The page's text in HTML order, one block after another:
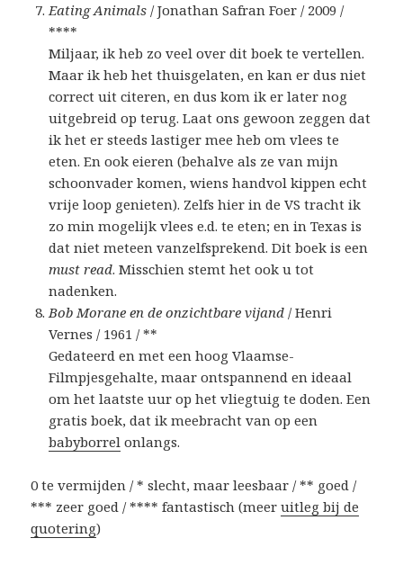
Eating Animals / Jonathan Safran Foer / 2009 /
****
Miljaar, ik heb zo veel over dit boek te vertellen.
Maar ik heb het thuisgelaten, en kan er dus niet
correct uit citeren, en dus kom ik er later nog
uitgebreid op terug. Laat ons gewoon zeggen dat
ik het er steeds lastiger mee heb om vlees te
eten. En ook eieren (behalve als ze van mijn
schoonvader komen, wiens handvol kippen echt
vrije loop genieten). Zelfs hier in de VS tracht ik
zo min mogelijk vlees e.d. te eten; en in Texas is
dat niet meteen vanzelfsprekend. Dit boek is een
must read. Misschien stemt het ook u tot
nadenken.
Bob Morane en de onzichtbare vijand / Henri
Vernes / 1961 / **
Gedateerd en met een hoog Vlaamse-
Filmpjesgehalte, maar ontspannend en ideaal
om het laatste uur op het vliegtuig te doden. Een
gratis boek, dat ik meebracht van op een
babyborrel onlangs.
0 te vermijden / * slecht, maar leesbaar / ** goed /
*** zeer goed / **** fantastisch (meeruitleg bij de
quotering)